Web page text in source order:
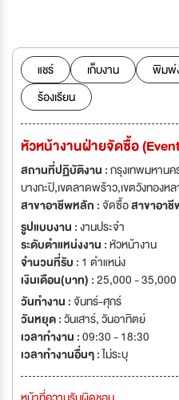
ต่างๆ ทั้งงานรับเสด็จ งาน รัฐพิธี งา
ระดับประเทศ งานนิทรรศการ งานจัด
วัฒนธรรม งานจัดประชุมสัมมนา บุคลากร
บริการทางด้านที่ปรึกษา งานพัฒนา
การตลาด และประชาสัมพันธ์ ด้วยเค
ด้วยบุคลากรที่มีความเชี่ยวชาญเฉพา
การ การทำงานระหว่างส่วนราชการต่
การทำงานให้บรรลุ
แชร์ เก็บงาน
พิมพ์
ร้องเรียน
หัวหน้างานฝ่ายจัดซื้อ
สถานที่ปฏิบัติงาน :กรุงเทพมหานค
บางกะปิ,เขตลาดพร้าว,เขตวังทองหล
สาขาอาชีพหลัก :จัดซื้อสาขาอาชี
รูปแบบงาน :งานประจำ
ระดับตำแหน่งงาน :หัวหน้างาน
จำนวนที่รับ : 1 ตำแหน่ง
เงินเดือน(บาท) :25,000 - 35,000
วันทำงาน :จันทร์-ศุกร์
วันหยุด :วันเสาร์,วันอาทิตย์
เวลาทำงาน :09:30 - 18:30
เวลาทำงานอื่นๆ :ไม่ระบุ